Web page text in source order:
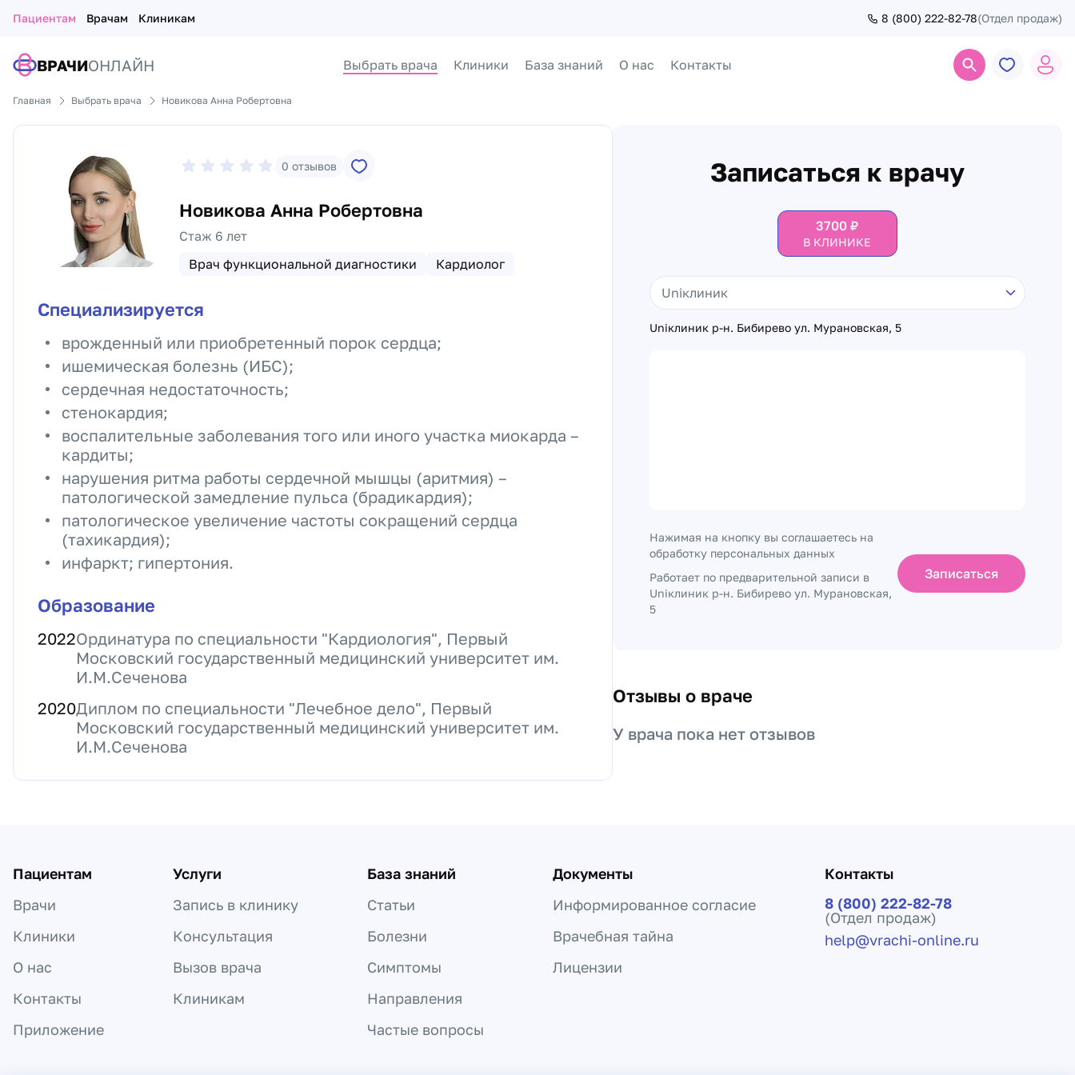
Пациентам Врачам Клиникам 8 (800) 222-82-78(Отдел продаж)
ВРАЧИОНЛАЙН Выбрать врача Клиники База знаний О нас Контакты
Главная Выбрать врача Новикова Анна Робертовна
0 отзывов
Новикова Анна Робертовна
Стаж 6 лет
Врач функциональной диагностики
Кардиолог
Специализируется
врожденный или приобретенный порок сердца;
ишемическая болезнь (ИБС);
сердечная недостаточность;
стенокардия;
воспалительные заболевания того или иного участка миокарда –
кардиты;
нарушения ритма работы сердечной мышцы (аритмия) –
патологической замедление пульса (брадикардия);
патологическое увеличение частоты сокращений сердца
(тахикардия);
инфаркт; гипертония.
Образование
2022Ординатура по специальности "Кардиология", Первый
Московский государственный медицинский университет им.
И.М.Сеченова
2020Диплом по специальности "Лечебное дело", Первый
Московский государственный медицинский университет им.
И.М.Сеченова
Записаться к врачу
3700 ₽
В КЛИНИКЕ
Uniклиник р-н. Бибирево ул. Мурановская, 5
Нажимая на кнопку вы соглашаетесь на
обработку персональных данных
Работает по предварительной записи в
Uniклиник р-н. Бибирево ул. Мурановская,
5
Записаться
Отзывы о враче
У врача пока нет отзывов
Пациентам
Врачи
Клиники
О нас
Контакты
Приложение
Услуги
Запись в клинику
Консультация
Вызов врача
Клиникам
База знаний
Статьи
Болезни
Симптомы
Направления
Частые вопросы
Документы
Информированное согласие
Врачебная тайна
Лицензии
Контакты
8 (800) 222-82-78
(Отдел продаж)
help@vrachi-online.ru